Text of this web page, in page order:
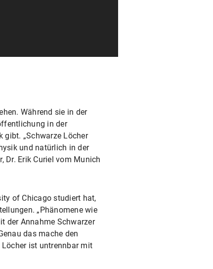
Während sie in der
in der
gibt. „Schwarze Löcher
und natürlich in der
Dr. Erik Curiel vom Munich
of Chicago studiert hat,
„Phänomene wie
der Annahme Schwarzer
das mache den
ist untrennbar mit